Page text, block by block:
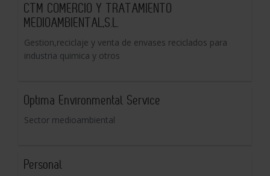
CTM COMERCIO Y TRATAMIENTO
MEDIOAMBIENTAL,S.L.
Gestion,reciclaje y venta de envases reciclados para
industria quimica y otros
Optima Environmental Service
Sector medioambiental
Personal